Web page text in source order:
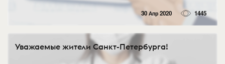
30 Апр 2020 1445
Уважаемые жители Санкт-Петербурга!